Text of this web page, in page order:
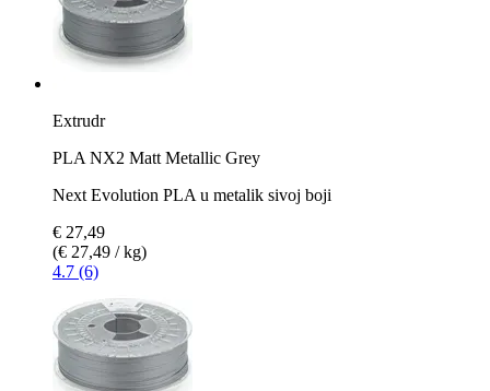
Extrudr
PLA NX2 Matt Metallic Grey
Next Evolution PLA u metalik sivoj boji
€ 27,49
(€ 27,49 / kg)
4.7 (6)